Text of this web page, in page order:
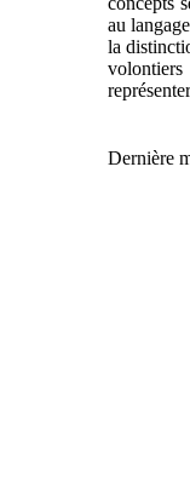
au
la
Dernière